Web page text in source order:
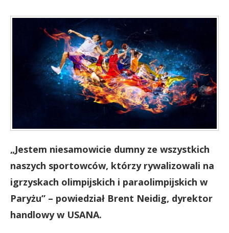
„Jestem niesamowicie dumny ze wszystkich
naszych sportowców, którzy rywalizowali na
igrzyskach olimpijskich i paraolimpijskich w
Paryżu” – powiedział Brent Neidig, dyrektor
handlowy w USANA.